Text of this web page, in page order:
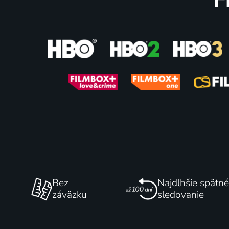
69 %
Bez
záväzku
Najdlhšie spätné
sledovanie